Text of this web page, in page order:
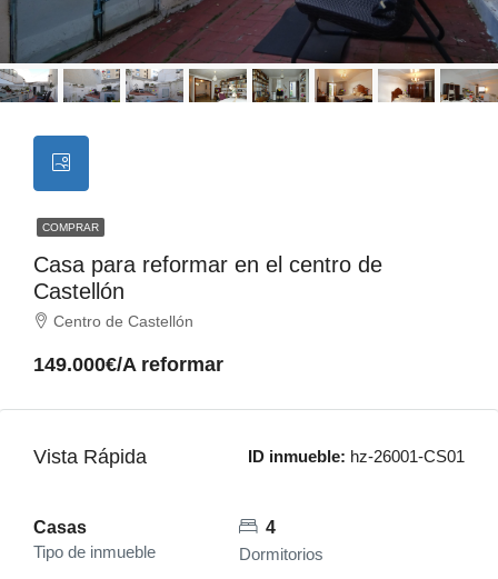
COMPRAR
Casa para reformar en el centro de
Castellón
Centro de Castellón
149.000€/A reformar
Vista Rápida ID inmueble: hz-26001-CS01
Casas
Tipo de inmueble
4
Dormitorios